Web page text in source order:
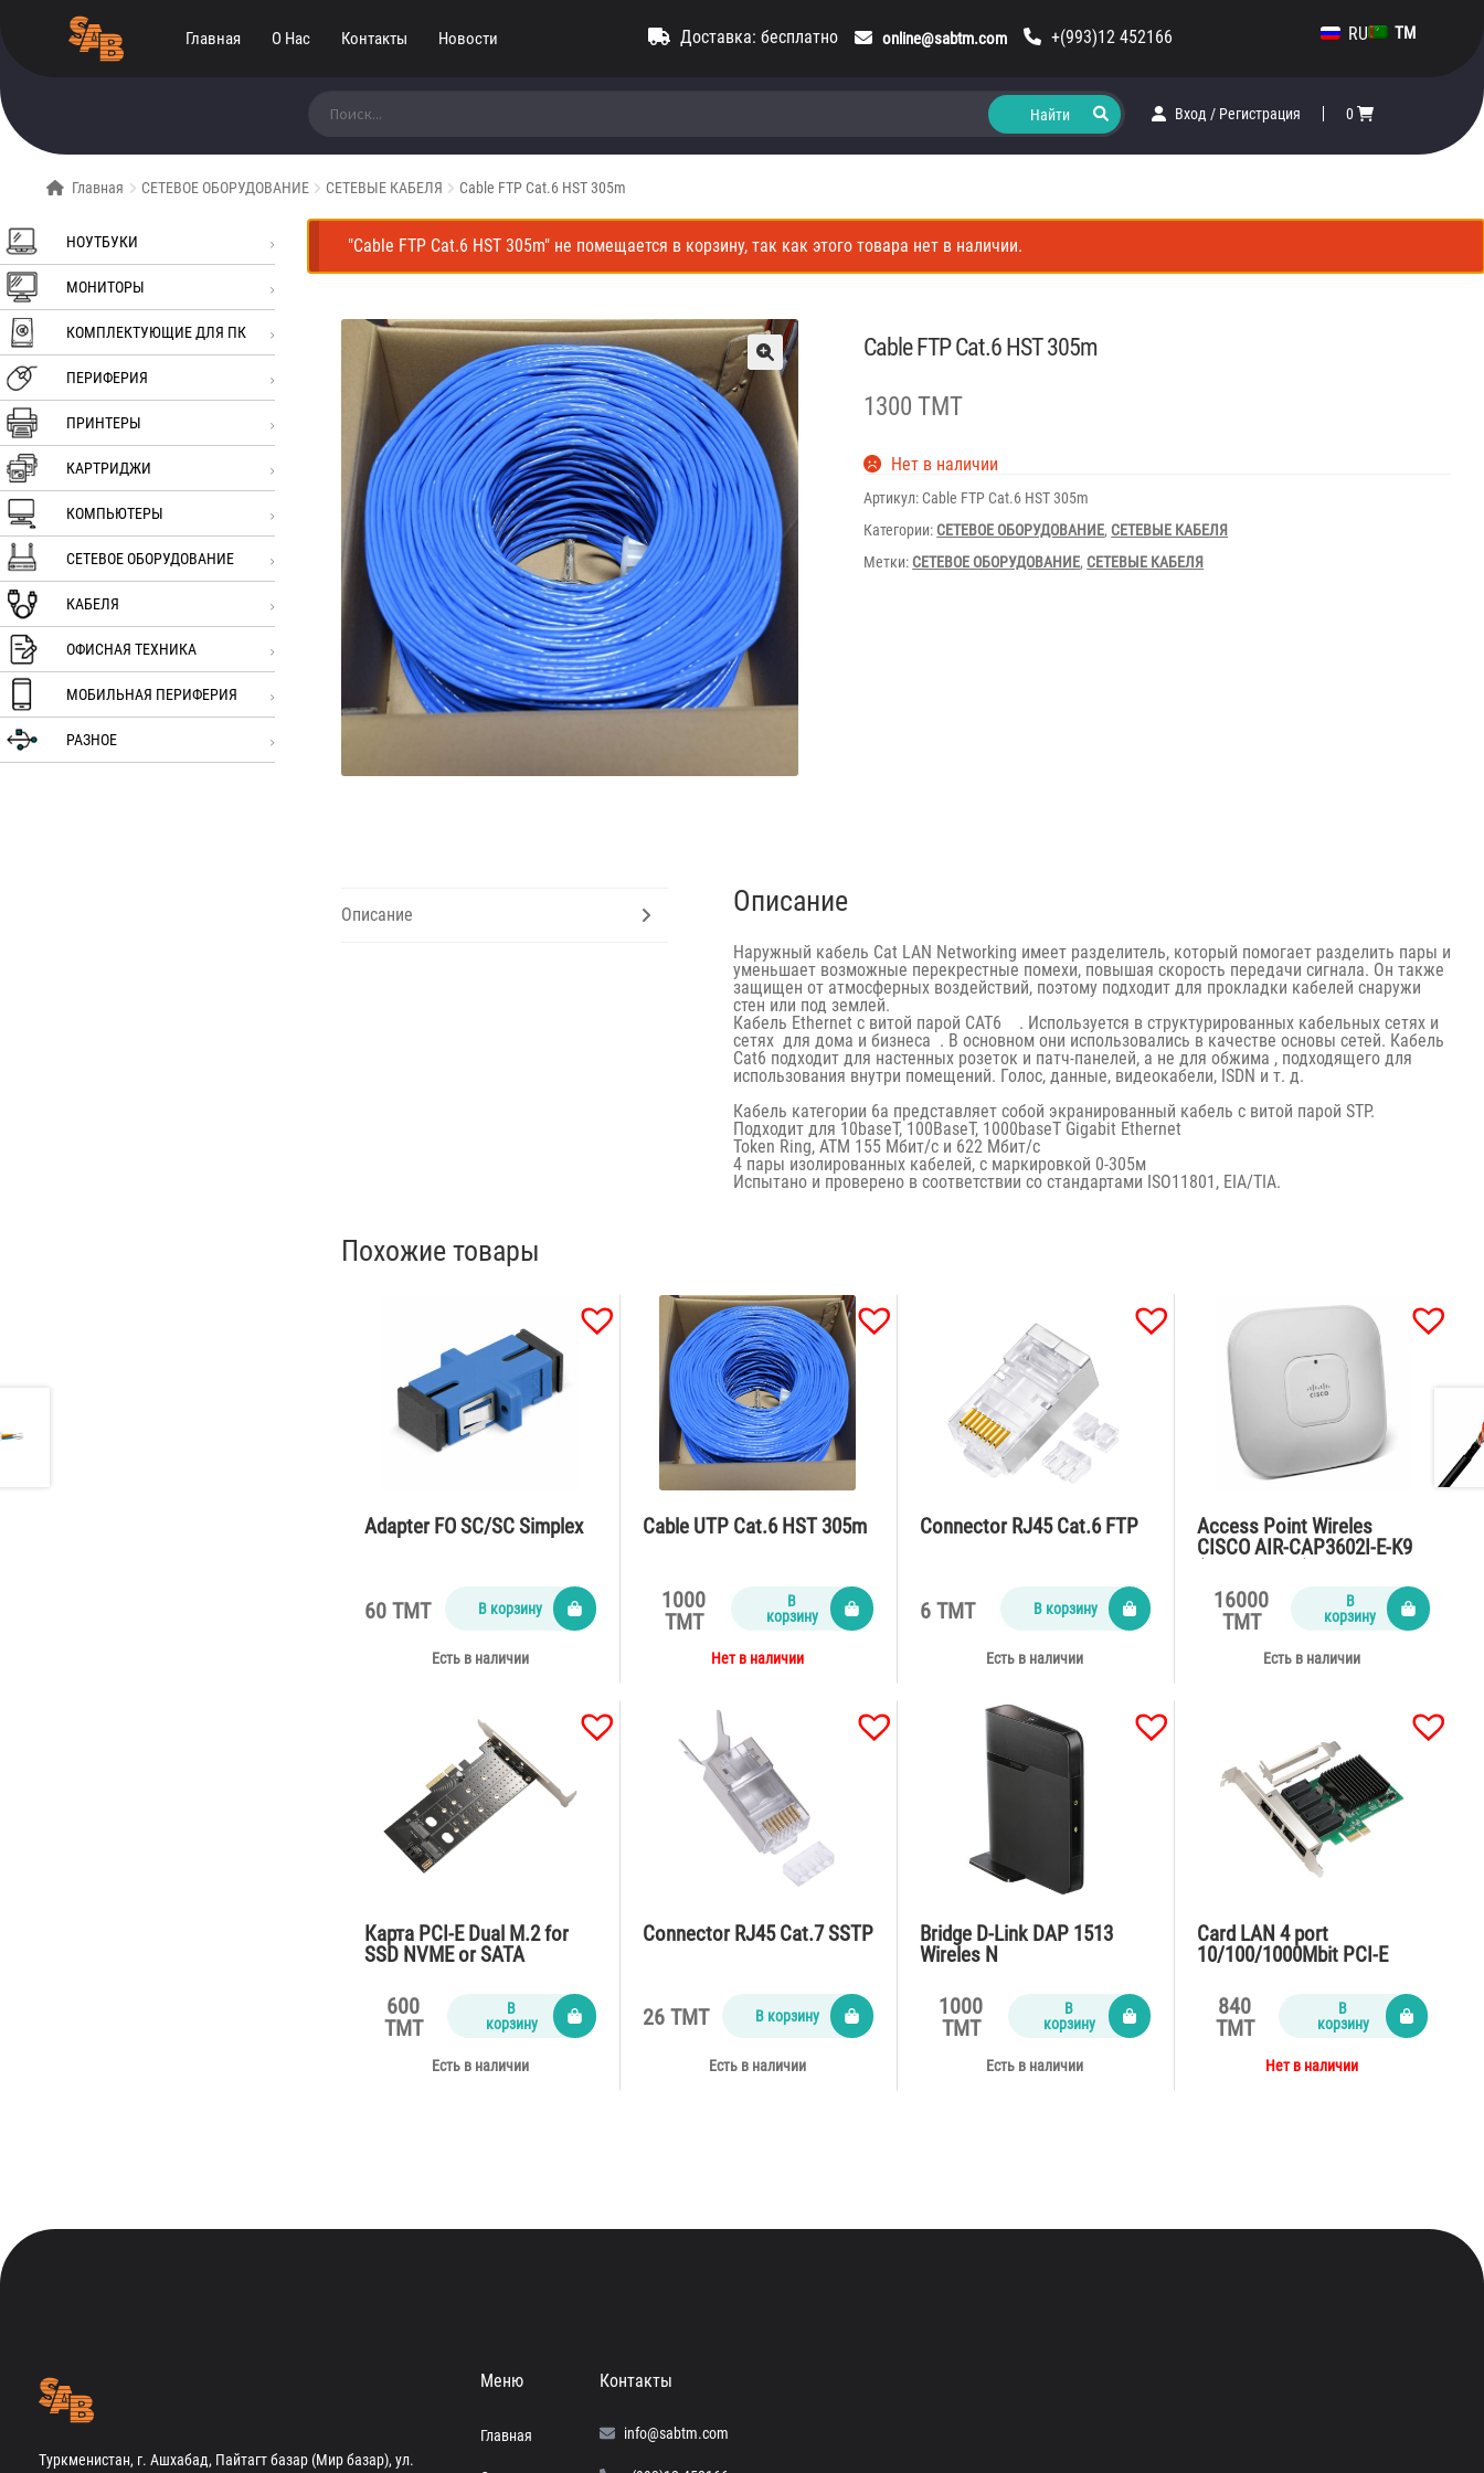
Главная О Нас Контакты Новости Доставка: бесплатно online@sabtm.com +(993)12 452166 RU TM
Вход / Регистрация 0
Главная СЕТЕВОЕ ОБОРУДОВАНИЕ СЕТЕВЫЕ КАБЕЛЯ Cable FTP Cat.6 HST 305m
НОУТБУКИ
МОНИТОРЫ
КОМПЛЕКТУЮЩИЕ ДЛЯ ПК
ПЕРИФЕРИЯ
ПРИНТЕРЫ
КАРТРИДЖИ
КОМПЬЮТЕРЫ
СЕТЕВОЕ ОБОРУДОВАНИЕ
КАБЕЛЯ
ОФИСНАЯ ТЕХНИКА
МОБИЛЬНАЯ ПЕРИФЕРИЯ
РАЗНОЕ
"Cable FTP Cat.6 HST 305m" не помещается в корзину, так как этого товара нет в наличии.
Cable FTP Cat.6 HST 305m
1300 TMT
Нет в наличии
Артикул: Cable FTP Cat.6 HST 305m
Категории: СЕТЕВОЕ ОБОРУДОВАНИЕ, СЕТЕВЫЕ КАБЕЛЯ
Метки: СЕТЕВОЕ ОБОРУДОВАНИЕ, СЕТЕВЫЕ КАБЕЛЯ
Описание Описание
Наружный кабель Cat LAN Networking имеет разделитель, который помогает разделить пары и
уменьшает возможные перекрестные помехи, повышая скорость передачи сигнала. Он также
защищен от атмосферных воздействий, поэтому подходит для прокладки кабелей снаружи
стен или под землей.
Кабель Ethernet с витой парой CAT6 . Используется в структурированных кабельных сетях и
сетях для дома и бизнеса . В основном они использовались в качестве основы сетей. Кабель
Cat6 подходит для настенных розеток и патч-панелей, а не для обжима , подходящего для
использования внутри помещений. Голос, данные, видеокабели, ISDN и т. д.
Кабель категории 6a представляет собой экранированный кабель с витой парой STP.
Подходит для 10baseT, 100BaseT, 1000baseT Gigabit Ethernet
Token Ring, ATM 155 Мбит/с и 622 Мбит/с
4 пары изолированных кабелей, с маркировкой 0-305м
Испытано и проверено в соответствии со стандартами ISO11801, EIA/TIA.
Похожие товары
Adapter FO SC/SC Simplex
60 TMT В корзину
Есть в наличии
Cable UTP Cat.6 HST 305m
1000
TMT
В
корзину
Нет в наличии
Connector RJ45 Cat.6 FTP
6 TMT В корзину
Есть в наличии
Access Point Wireles
CISCO AIR-CAP3602I-E-K9
16000
TMT
В
корзину
Есть в наличии
Карта PCI-E Dual M.2 for
SSD NVME or SATA
600
TMT
В
корзину
Есть в наличии
Connector RJ45 Cat.7 SSTP
26 TMT В корзину
Есть в наличии
Bridge D-Link DAP 1513
Wireles N
1000
TMT
В
корзину
Есть в наличии
Card LAN 4 port
10/100/1000Mbit PCI-E
840
TMT
В
корзину
Нет в наличии
Туркменистан, г. Ашхабад, Пайтагт базар (Мир базар), ул.
Меню
Главная
Контакты
info@sabtm.com